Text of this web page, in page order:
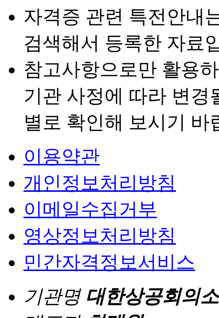
자격증 관련 특전안내
검색해서 등록한 자료
참고사항으로만 활용
기관 사정에 따라 변경
별로 확인해 보시기 바
이용약관
개인정보처리방침
이메일수집거부
영상정보처리방침
민간자격정보서비스
기관명 대한상공회의소